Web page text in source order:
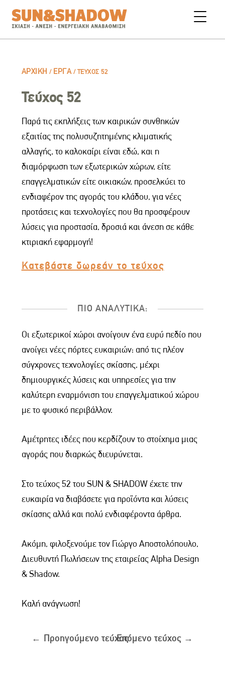
ΑΡΧΙΚΉ / ΈΡΓΑ/ ΤΕΎΧΟΣ 52
Τεύχος 52
Παρά τις εκπλήξεις των καιρικών συνθηκών
εξαιτίας της πολυσυζητημένης κλιματικής
αλλαγής, το καλοκαίρι είναι εδώ, και η
διαμόρφωση των εξωτερικών χώρων, είτε
επαγγελματικών είτε οικιακών, προσελκύει το
ενδιαφέρον της αγοράς του κλάδου, για νέες
προτάσεις και τεχνολογίες που θα προσφέρουν
λύσεις για προστασία, δροσιά και άνεση σε κάθε
κτιριακή εφαρμογή!
Κατεβάστε δωρεάν το τεύχος
ΠΙΟ ΑΝΑΛΥΤΙΚΑ:
Οι εξωτερικοί χώροι ανοίγουν ένα ευρύ πεδίο που
ανοίγει νέες πόρτες ευκαιριών: από τις πλέον
σύγχρονες τεχνολογίες σκίασης, μέχρι
δημιουργικές λύσεις και υπηρεσίες για την
καλύτερη εναρμόνιση του επαγγελματικού χώρου
με το φυσικό περιβάλλον.
Αμέτρητες ιδέες που κερδίζουν το στοίχημα μιας
αγοράς που διαρκώς διευρύνεται.
Στο τεύχος 52 του SUN & SHADOW έχετε την
ευκαιρία να διαβάσετε για προϊόντα και λύσεις
σκίασης αλλά και πολύ ενδιαφέροντα άρθρα.
Ακόμη, φιλοξενούμε τον Γιώργο Αποστολόπουλο,
Διευθυντή Πωλήσεων της εταιρείας Alpha Design
& Shadow.
Καλή ανάγνωση!
← Προηγούμενο τεύχοςΕπόμενο τεύχος →